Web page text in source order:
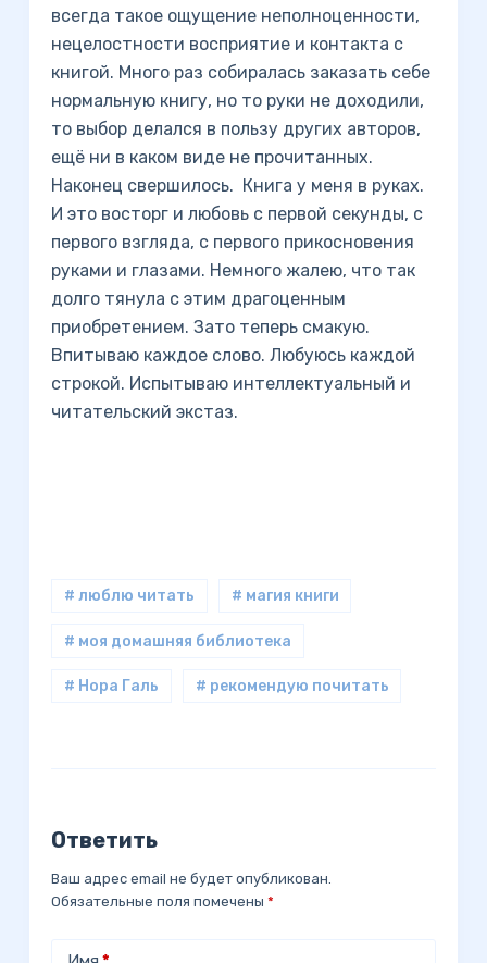
всегда такое ощущение неполноценности,
нецелостности восприятие и контакта с
книгой. Много раз собиралась заказать себе
нормальную книгу, но то руки не доходили,
то выбор делался в пользу других авторов,
ещё ни в каком виде не прочитанных.
Наконец свершилось. Книга у меня в руках.
И это восторг и любовь с первой секунды, с
первого взгляда, с первого прикосновения
руками и глазами. Немного жалею, что так
долго тянула с этим драгоценным
приобретением. Зато теперь смакую.
Впитываю каждое слово. Любуюсь каждой
строкой. Испытываю интеллектуальный и
читательский экстаз.
# люблю читать # магия книги
# моя домашняя библиотека
# Нора Галь # рекомендую почитать
Ответить
Ваш адрес email не будет опубликован.
Обязательные поля помечены *